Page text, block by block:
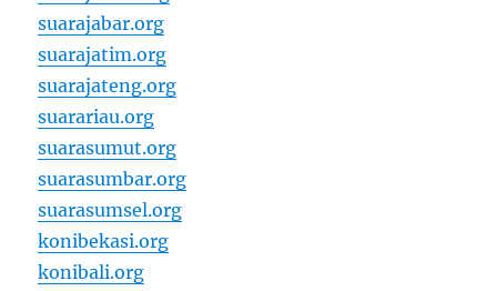
suarajabar.org
suarajatim.org
suarajateng.org
suarariau.org
suarasumut.org
suarasumbar.org
suarasumsel.org
konibekasi.org
konibali.org